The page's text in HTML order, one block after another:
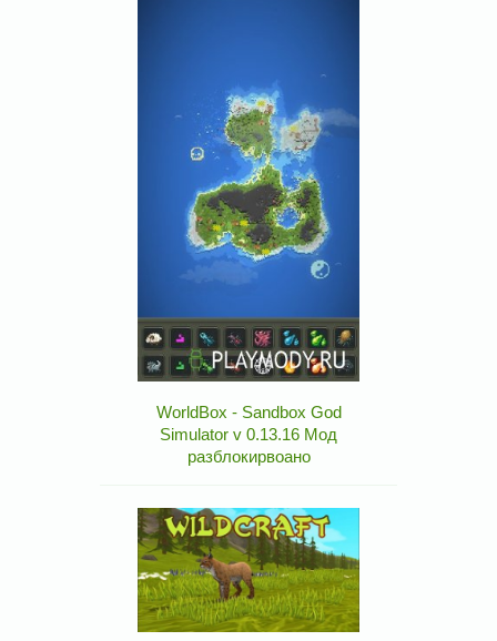
WorldBox - Sandbox God
Simulator v 0.13.16 Мод
разблокирвоано